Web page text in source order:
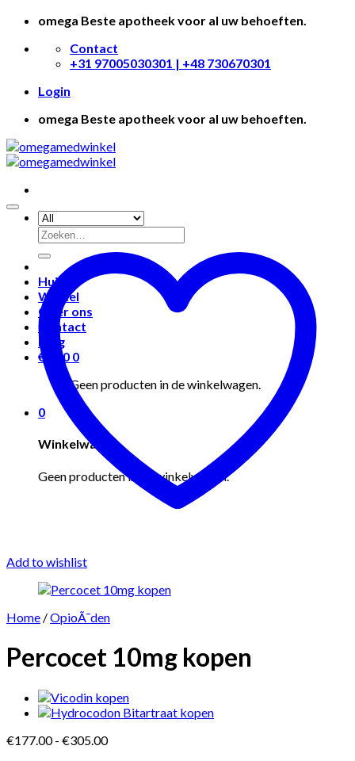
Skip
content
omega Beste apotheek voor al uw behoeften.
Contact
+31 97005030301 | +48 730670301
Login
omega Beste apotheek voor al uw behoeften.
Huis
Winkel
Over ons
Contact
Blog
€
0.00 0
Geen producten in de winkelwagen.
0
Winkelwagen
Geen producten in de winkelwagen.
Add to wishlist
Home /OpioÃ¯den
Percocet 10mg kopen
€177.00 - €305.00Prijsklasse: